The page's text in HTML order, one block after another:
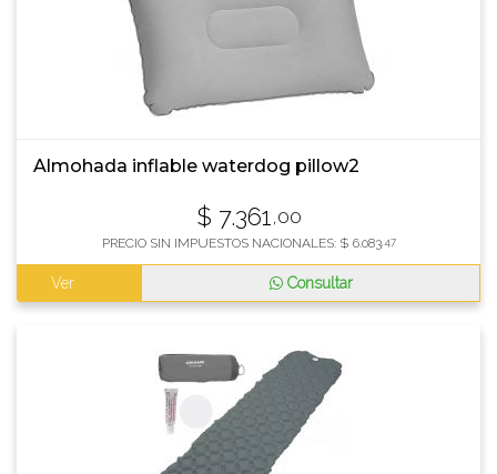
Almohada inflable waterdog pillow2
$ 7.361 ,00
PRECIO SIN IMPUESTOS NACIONALES: $ 6.083,47
Ver Consultar